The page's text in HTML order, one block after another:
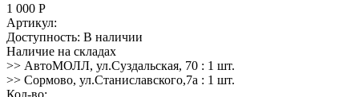
1 000 Р
Артикул:
Доступность: В наличии
Наличие на складах
>> АвтоМОЛЛ, ул.Суздальская, 70 : 1 шт.
>> Сормово, ул.Станиславского,7а : 1 шт.
Кол-во: